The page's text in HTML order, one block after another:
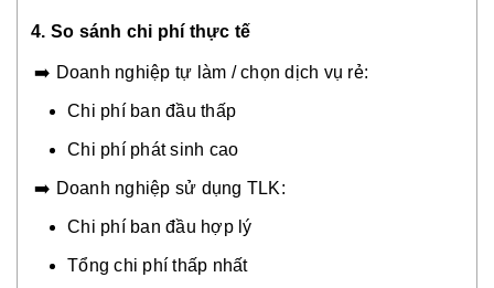
4. So sánh chi phí thực tế
➡️ Doanh nghiệp tự làm / chọn dịch vụ rẻ:
Chi phí ban đầu thấp
Chi phí phát sinh cao
➡️ Doanh nghiệp sử dụng TLK:
Chi phí ban đầu hợp lý
Tổng chi phí thấp nhất